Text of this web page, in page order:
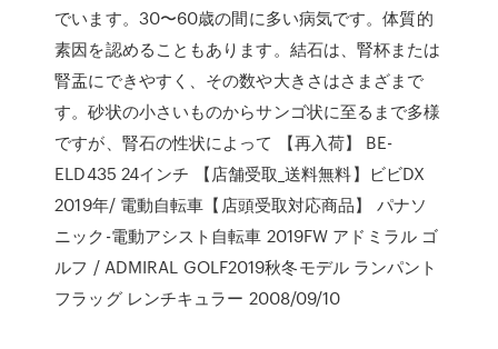
でいます。30〜60歳の間に多い病気です。体質的
素因を認めることもあります。結石は、腎杯または
腎盂にできやすく、その数や大きさはさまざまで
す。砂状の小さいものからサンゴ状に至るまで多様
ですが、腎石の性状によって 【再入荷】 BE-
ELD435 24インチ 【店舗受取_送料無料】ビビDX
2019年/ 電動自転車【店頭受取対応商品】 パナソ
ニック-電動アシスト自転車 2019FW アドミラル ゴ
ルフ / ADMIRAL GOLF2019秋冬モデル ランパント
フラッグ レンチキュラー 2008/09/10